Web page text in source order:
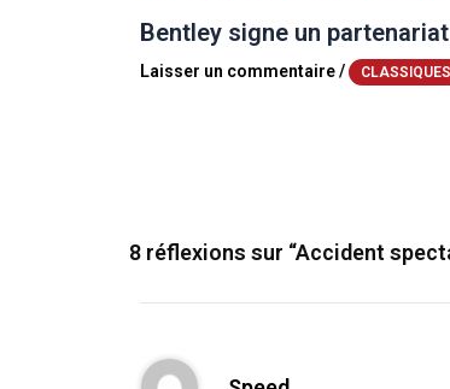
Bentley signe un
Laisser un commentaire/ CLASSIQUES
8 réflexions sur “Accident